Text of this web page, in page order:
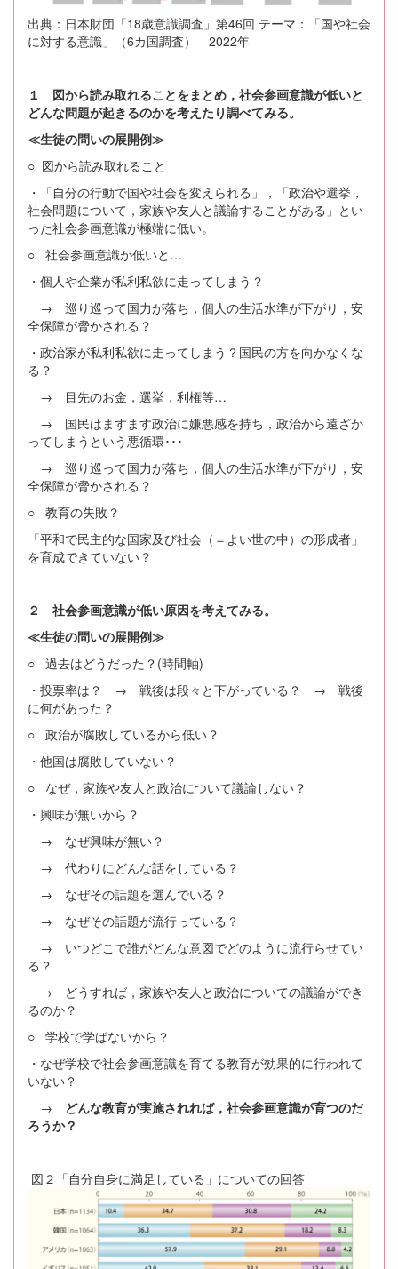
出典：日本財団「18歳意識調査」第46回 テーマ：「国や社会
に対する意識」（6カ国調査） 2022年
１ 図から読み取れることをまとめ，社会参画意識が低いと
どんな問題が起きるのかを考えたり調べてみる。
≪生徒の問いの展開例≫
○ 図から読み取れること
・「自分の行動で国や社会を変えられる」，「政治や選挙，
社会問題について，家族や友人と議論することがある」とい
った社会参画意識が極端に低い。
○ 社会参画意識が低いと…
・個人や企業が私利私欲に走ってしまう？
→ 巡り巡って国力が落ち，個人の生活水準が下がり，安
全保障が脅かされる？
・政治家が私利私欲に走ってしまう？国民の方を向かなくな
る？
→ 目先のお金，選挙，利権等…
→ 国民はますます政治に嫌悪感を持ち，政治から遠ざか
ってしまうという悪循環･･･
→ 巡り巡って国力が落ち，個人の生活水準が下がり，安
全保障が脅かされる？
○ 教育の失敗？
「平和で民主的な国家及び社会（＝よい世の中）の形成者」
を育成できていない？
２ 社会参画意識が低い原因を考えてみる。
≪生徒の問いの展開例≫
○ 過去はどうだった？(時間軸)
・投票率は？ → 戦後は段々と下がっている？ → 戦後
に何があった？
○ 政治が腐敗しているから低い？
・他国は腐敗していない？
○ なぜ，家族や友人と政治について議論しない？
・興味が無いから？
→ なぜ興味が無い？
→ 代わりにどんな話をしている？
→ なぜその話題を選んでいる？
→ なぜその話題が流行っている？
→ いつどこで誰がどんな意図でどのように流行らせてい
る？
→ どうすれば，家族や友人と政治についての議論ができ
るのか？
○ 学校で学ばないから？
・なぜ学校で社会参画意識を育てる教育が効果的に行われて
いない？
→ どんな教育が実施されれば，社会参画意識が育つのだ
ろうか？
図２「自分自身に満足している」についての回答